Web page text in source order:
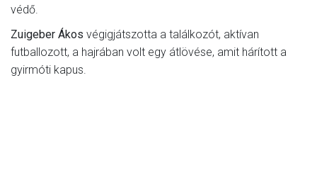
védő.
Zuigeber Ákos végigjátszotta a találkozót, aktívan
futballozott, a hajrában volt egy átlövése, amit hárított a
gyirmóti kapus.